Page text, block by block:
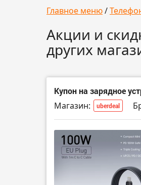
Главное меню/
Акции и
других
Купон на зарядное
Магазин: uberdeal